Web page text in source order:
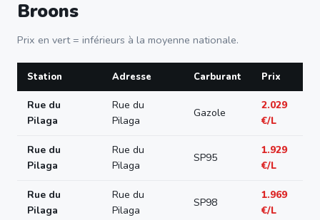
Broons
Prix en vert = inférieurs à la moyenne nationale.
Station Adresse Carburant Prix
Rue du
Pilaga
Rue du
Pilaga
Gazole
2.029
€/L
Rue du
Pilaga
Rue du
Pilaga
SP95
1.929
€/L
Rue du
Pilaga
Rue du
Pilaga
SP98
1.969
€/L